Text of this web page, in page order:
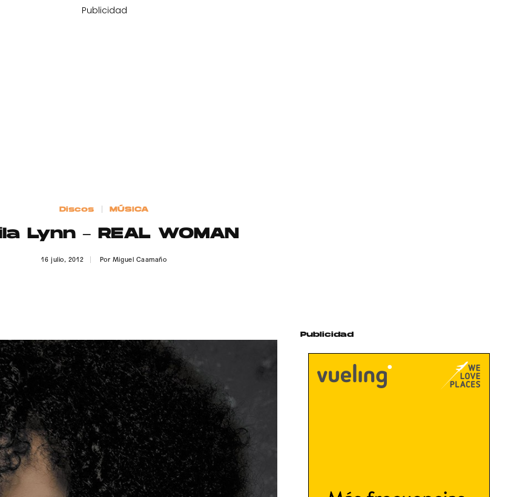
Publicidad
Discos MÚSICA
Lynn – REAL WOMAN
16 julio, 2012 Por Miguel Caamaño
Publicidad